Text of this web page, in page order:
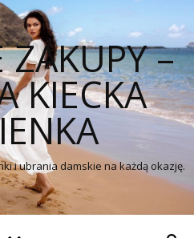
ZAKUPY –
KIECKA
i ubrania damskie na każdą okazję.